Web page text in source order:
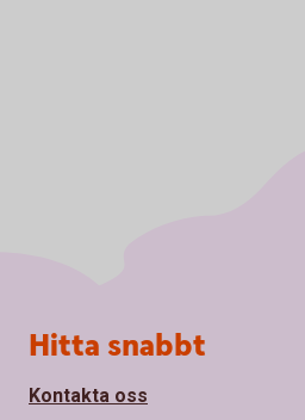
Sidfot
Hitta snabbt
Kontakta oss